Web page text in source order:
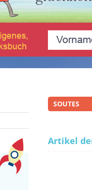
SOUTES
Artikel